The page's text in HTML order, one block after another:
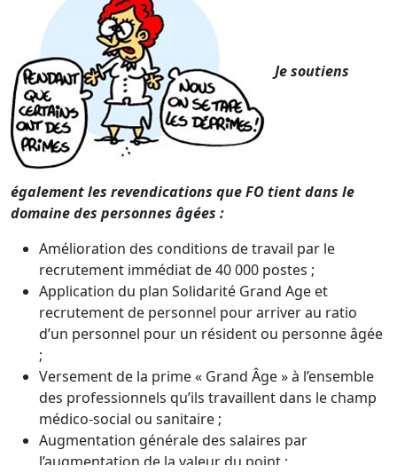
Je soutiens
également les revendications que FO tient dans le
domaine des personnes âgées :
Amélioration des conditions de travail par le
recrutement immédiat de 40 000 postes ;
Application du plan Solidarité Grand Age et
recrutement de personnel pour arriver au ratio
d’un personnel pour un résident ou personne âgée
;
Versement de la prime « Grand Âge » à l’ensemble
des professionnels qu’ils travaillent dans le champ
médico-social ou sanitaire ;
Augmentation générale des salaires par
l’augmentation de la valeur du point ;